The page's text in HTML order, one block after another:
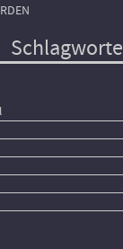
Schlagworte